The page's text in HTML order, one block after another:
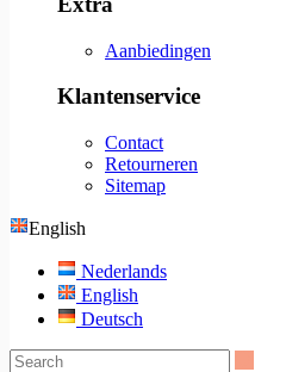
Aanbiedingen
Klantenservice
Contact
Retourneren
Sitemap
English
Nederlands
English
Deutsch